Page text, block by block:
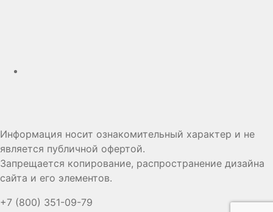
Информация носит ознакомительный характер и не
является публичной офертой.
Запрещается копирование, распространение дизайна
сайта и его элементов.
+7 (800) 351-09-79